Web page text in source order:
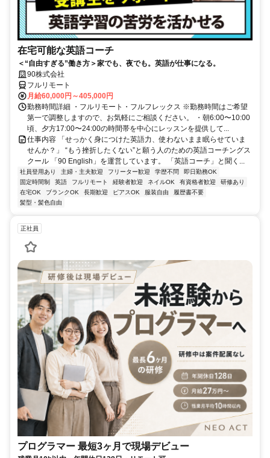
在宅可能な英語コーチ
＜“自由すぎる”働き方＞家でも、夜でも。英語が仕事になる。
90株式会社
フルリモート
月給60,000円～405,000円
勤務時間詳細 ・フルリモート・フルフレックス ※勤務時間はご希望
第一で調整しますので、お気軽にご相談ください。 ・朝6:00〜10:00
頃、夕方17:00〜24:00の時間帯を中心にレッスンを提供して...
仕事内容 「せっかく身につけた英語力、使わないまま眠らせていま
せんか？」 “もう挫折したくない”と願う人のための英語コーチングス
クール 「90 English」を運営しています。 「英語コーチ」と聞く...
社員登用あり 主婦・主夫歓迎 フリーター歓迎 学歴不問
即日勤務OK
固定時間制
英語 フルリモート 経験者歓迎 ネイルOK 有資格者歓迎
研修あり
在宅OK
ブランクOK 長期歓迎 ピアスOK 服装自由
履歴書不要
髪型・髪色自由
正社員
プログラマー 最短3ヶ月で現場デビュー